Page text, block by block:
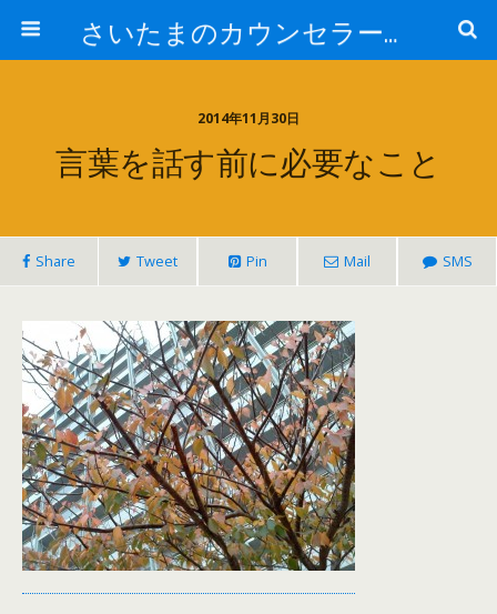
さいたまのカウンセラー日記
2014年11月30日
言葉を話す前に必要なこと
Share Tweet Pin Mail SMS